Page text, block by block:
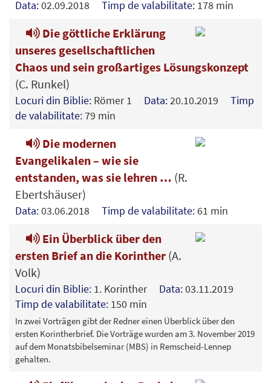
Data:02.09.2018 Timp de valabilitate: 178 min
Die göttliche Erklärung
unseres gesellschaftlichen
Chaos und sein großartiges Lösungskonzept
(C. Runkel)
Locuri din Biblie: Römer 1 Data:20.10.2019 Timp
de valabilitate:79 min
Die modernen
Evangelikalen – wie sie
entstanden, was sie lehren … (R.
Ebertshäuser)
Data:03.06.2018 Timp de valabilitate:61 min
Ein Überblick über den
ersten Brief an die Korinther (A.
Volk)
Locuri din Biblie: 1. Korinther Data:03.11.2019
Timp de valabilitate: 150 min
In zwei Vorträgen gibt der Redner einen Überblick über den
ersten Korintherbrief. Die Vorträge wurden am 3. November 2019
auf dem Monatsbibelseminar (MBS) in Remscheid-Lennep
gehalten.